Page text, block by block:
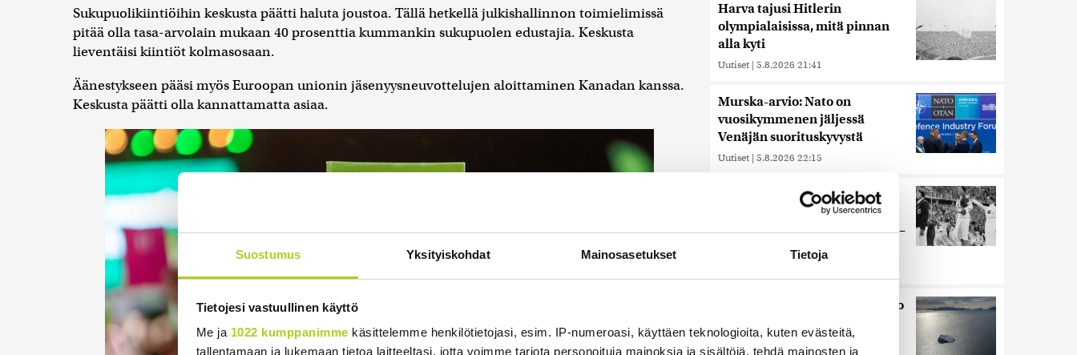
Suostumus Yksityiskohdat Mainosasetukset Tietoja
Tietojesi vastuullinen käyttö
Me ja 1022 kumppanimme käsittelemme henkilötietojasi, esim. IP-numeroasi, käyttäen teknologioita, kuten evästeitä,
tallentamaan ja lukemaan tietoa laitteeltasi, jotta voimme tarjota personoituja mainoksia ja sisältöjä, tehdä mainosten ja
Sukupuolikiintiöihin keskusta päätti haluta joustoa. Tällä hetkellä julkishallinnon toimielimissä
pitää olla tasa-arvolain mukaan 40 prosenttia kummankin sukupuolen edustajia. Keskusta
lieventäisi kiintiöt kolmasosaan.
Äänestykseen pääsi myös Euroopan unionin jäsenyysneuvottelujen aloittaminen Kanadan kanssa.
Keskusta päätti olla kannattamatta asiaa.
Harva tajusi Hitlerin
olympialaisissa, mitä pinnan
alla kyti
Uutiset | 5.8.2026 21:41
Murska-arvio: Nato on
vuosikymmenen jäljessä
Venäjän suorituskyvystä
Uutiset | 5.8.2026 22:15
Juutalainen miekkailija voitti
natseille mitalin ja kohotti
kätensä Hitler-tervehdykseen –
Miksi ihmeessä?
Kuin kauhuelokuvasta – Oletko
Veriputouksesta?